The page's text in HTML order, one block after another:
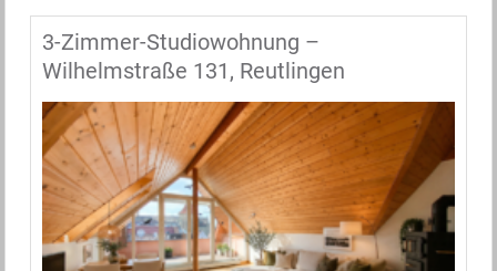
3-Zimmer-Studiowohnung –
Wilhelmstraße 131, Reutlingen